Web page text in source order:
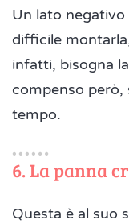
Un lato
difficile
infatti, bisogna
compenso però,
tempo.
6. La panna
Questa è al suo